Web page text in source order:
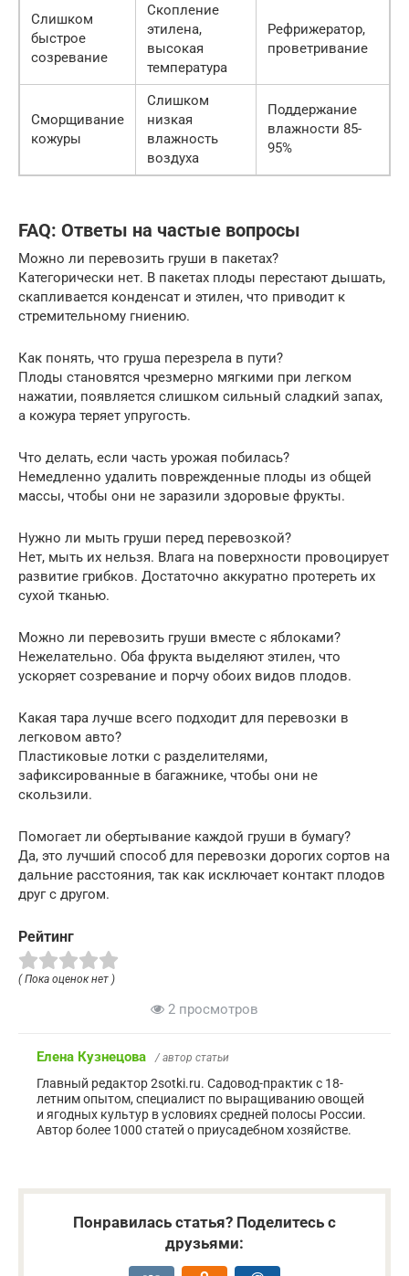
Слишком
быстрое
созревание
Скопление
этилена,
высокая
температура
Рефрижератор,
проветривание
Сморщивание
кожуры
Слишком
низкая
влажность
воздуха
Поддержание
влажности 85-
95%
FAQ: Ответы на частые вопросы
Можно ли перевозить груши в пакетах?
Категорически нет. В пакетах плоды перестают дышать,
скапливается конденсат и этилен, что приводит к
стремительному гниению.
Как понять, что груша перезрела в пути?
Плоды становятся чрезмерно мягкими при легком
нажатии, появляется слишком сильный сладкий запах,
а кожура теряет упругость.
Что делать, если часть урожая побилась?
Немедленно удалить поврежденные плоды из общей
массы, чтобы они не заразили здоровые фрукты.
Нужно ли мыть груши перед перевозкой?
Нет, мыть их нельзя. Влага на поверхности провоцирует
развитие грибков. Достаточно аккуратно протереть их
сухой тканью.
Можно ли перевозить груши вместе с яблоками?
Нежелательно. Оба фрукта выделяют этилен, что
ускоряет созревание и порчу обоих видов плодов.
Какая тара лучше всего подходит для перевозки в
легковом авто?
Пластиковые лотки с разделителями,
зафиксированные в багажнике, чтобы они не
скользили.
Помогает ли обертывание каждой груши в бумагу?
Да, это лучший способ для перевозки дорогих сортов на
дальние расстояния, так как исключает контакт плодов
друг с другом.
Рейтинг
( Пока оценок нет )
2 просмотров
Елена Кузнецова / автор статьи
Главный редактор 2sotki.ru. Садовод-практик с 18-
летним опытом, специалист по выращиванию овощей
и ягодных культур в условиях средней полосы России.
Автор более 1000 статей о приусадебном хозяйстве.
Понравилась статья? Поделитесь с
друзьями: